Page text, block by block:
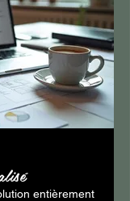
entièrement